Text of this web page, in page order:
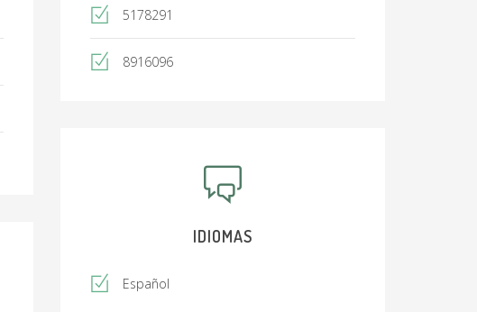
5178291
8916096
IDIOMAS
Español